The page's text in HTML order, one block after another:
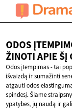
ODOS
ŽINOTI APIE ŠĮ
Odos įtempimas - tai
išvaizdą ir sumažinti
atgauti odos
spindesį. Šiame
ypatybes, jų naudą ir